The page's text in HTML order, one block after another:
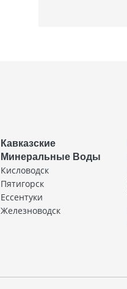
Кавказские
Минеральные Воды
Кисловодск
Пятигорск
Ессентуки
Железноводск